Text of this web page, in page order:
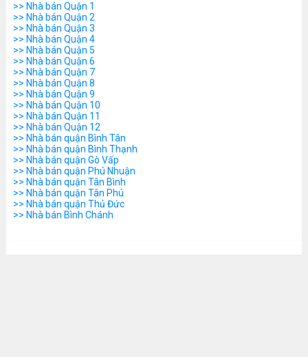
>> Nhà bán Quận 1
>> Nhà bán Quận 2
>> Nhà bán Quận 3
>> Nhà bán Quận 4
>> Nhà bán Quận 5
>> Nhà bán Quận 6
>> Nhà bán Quận 7
>> Nhà bán Quận 8
>> Nhà bán Quận 9
>> Nhà bán Quận 10
>> Nhà bán Quận 11
>> Nhà bán Quận 12
>> Nhà bán quận Bình Tân
>> Nhà bán quận Bình Thạnh
>> Nhà bán quận Gò Vấp
>> Nhà bán quận Phú Nhuận
>> Nhà bán quận Tân Bình
>> Nhà bán quận Tân Phú
>> Nhà bán quận Thủ Đức
>> Nhà bán Bình Chánh